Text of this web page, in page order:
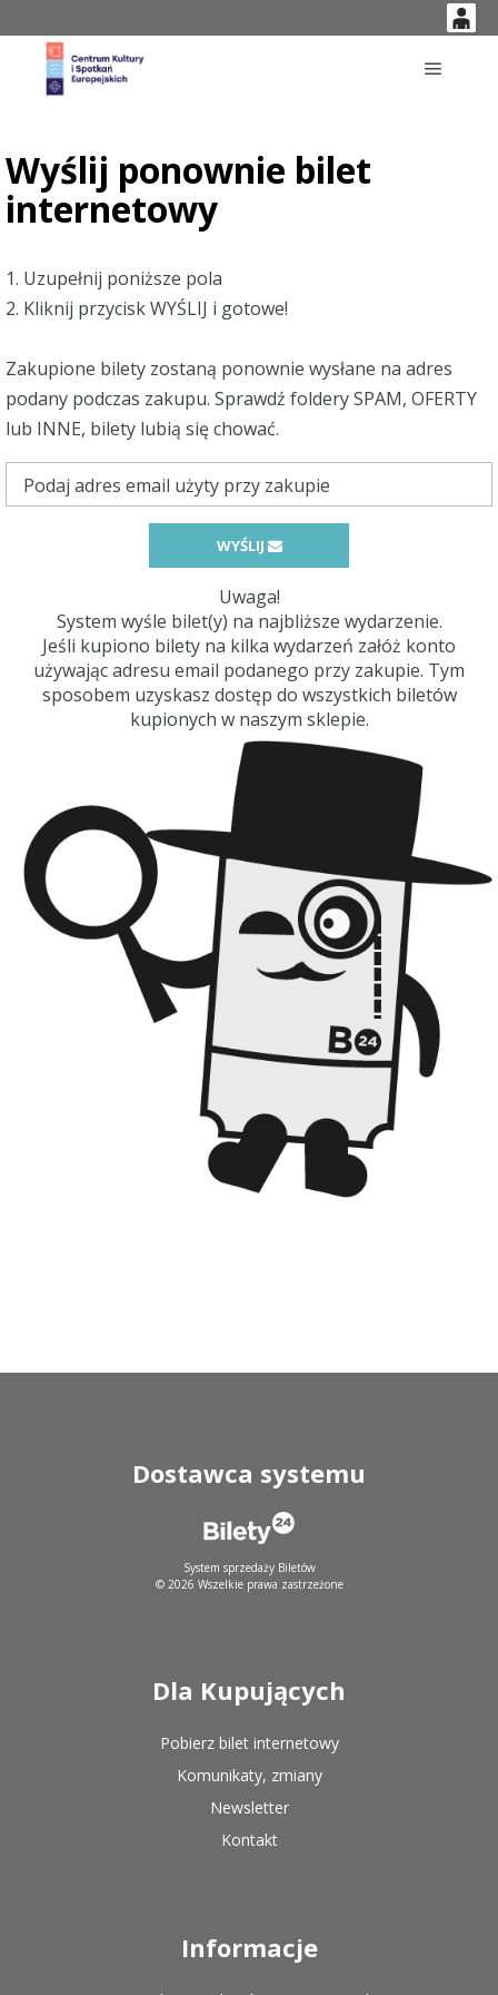
0,00
53
Wyślij ponownie bilet
internetowy
1. Uzupełnij poniższe pola
2. Kliknij przycisk WYŚLIJ i gotowe!
Zakupione bilety zostaną ponownie wysłane na adres
podany podczas zakupu. Sprawdź foldery SPAM, OFERTY
lub INNE, bilety lubią się chować.
WYŚLIJ
Uwaga!
System wyśle bilet(y) na najbliższe wydarzenie.
Jeśli kupiono bilety na kilka wydarzeń załóż konto
używając adresu email podanego przy zakupie. Tym
sposobem uzyskasz dostęp do wszystkich biletów
kupionych w naszym sklepie.
Dostawca systemu
System sprzedaży Biletów
© 2026 Wszelkie prawa zastrzeżone
Dla Kupujących
Pobierz bilet internetowy
Komunikaty, zmiany
Newsletter
Kontakt
Informacje